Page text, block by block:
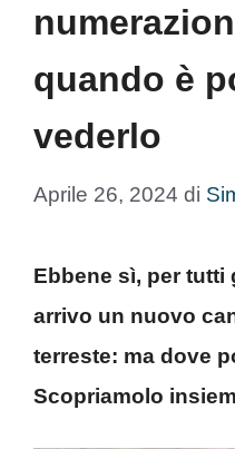
quando è
vederlo
Aprile 26, 2024 di
Ebbene sì, per tutti
arrivo un nuovo
terreste: ma dove
Scopriamolo